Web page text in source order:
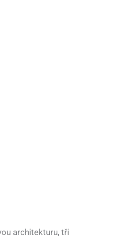
architekturu, tři